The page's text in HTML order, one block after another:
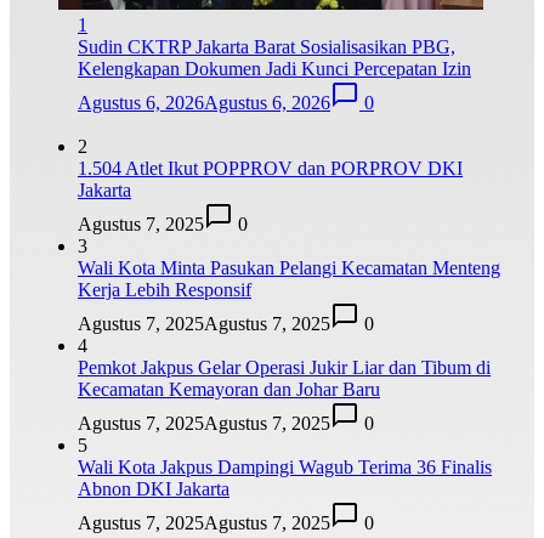
1
Sudin CKTRP Jakarta Barat Sosialisasikan PBG,
Kelengkapan Dokumen Jadi Kunci Percepatan Izin
Agustus 6, 2026Agustus 6, 2026 0
2
1.504 Atlet Ikut POPPROV dan PORPROV DKI
Jakarta
Agustus 7, 2025
0
3
Wali Kota Minta Pasukan Pelangi Kecamatan Menteng
Kerja Lebih Responsif
Agustus 7, 2025Agustus 7, 2025
0
4
Pemkot Jakpus Gelar Operasi Jukir Liar dan Tibum di
Kecamatan Kemayoran dan Johar Baru
Agustus 7, 2025Agustus 7, 2025
0
5
Wali Kota Jakpus Dampingi Wagub Terima 36 Finalis
Abnon DKI Jakarta
Agustus 7, 2025Agustus 7, 2025 0